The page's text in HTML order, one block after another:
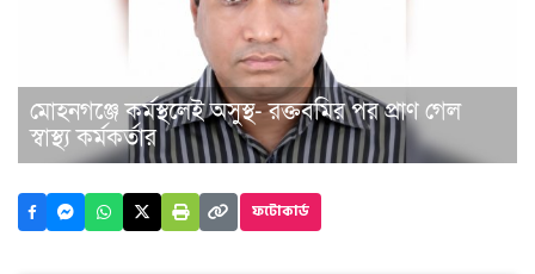
মোহনগঞ্জে কর্মস্থলেই অসুস্থ- রক্তবমির পর প্রাণ গেল
স্বাস্থ্য কর্মকর্তার
ফটোকার্ড